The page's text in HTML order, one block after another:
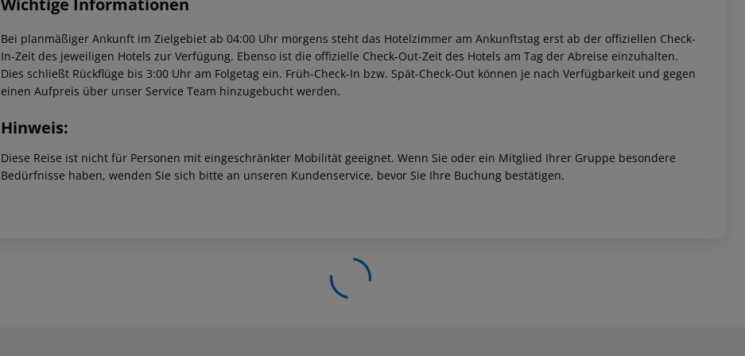
Wichtige Informationen
Bei planmäßiger Ankunft im Zielgebiet ab 04:00 Uhr morgens steht das Hotelzimmer am Ankunftstag erst ab der offiziellen Check-
In-Zeit des jeweiligen Hotels zur Verfügung. Ebenso ist die offizielle Check-Out-Zeit des Hotels am Tag der Abreise einzuhalten.
Dies schließt Rückflüge bis 3:00 Uhr am Folgetag ein. Früh-Check-In bzw. Spät-Check-Out können je nach Verfügbarkeit und gegen
einen Aufpreis über unser Service Team hinzugebucht werden.
Hinweis:
Diese Reise ist nicht für Personen mit eingeschränkter Mobilität geeignet. Wenn Sie oder ein Mitglied Ihrer Gruppe besondere
Bedürfnisse haben, wenden Sie sich bitte an unseren Kundenservice, bevor Sie Ihre Buchung bestätigen.